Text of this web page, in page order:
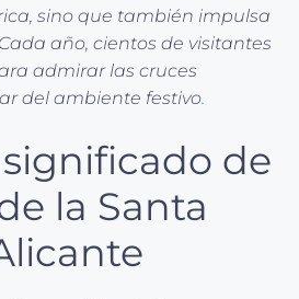
sino que también impulsa
año, cientos de visitantes
admirar las cruces
del ambiente festivo.
de
la Santa